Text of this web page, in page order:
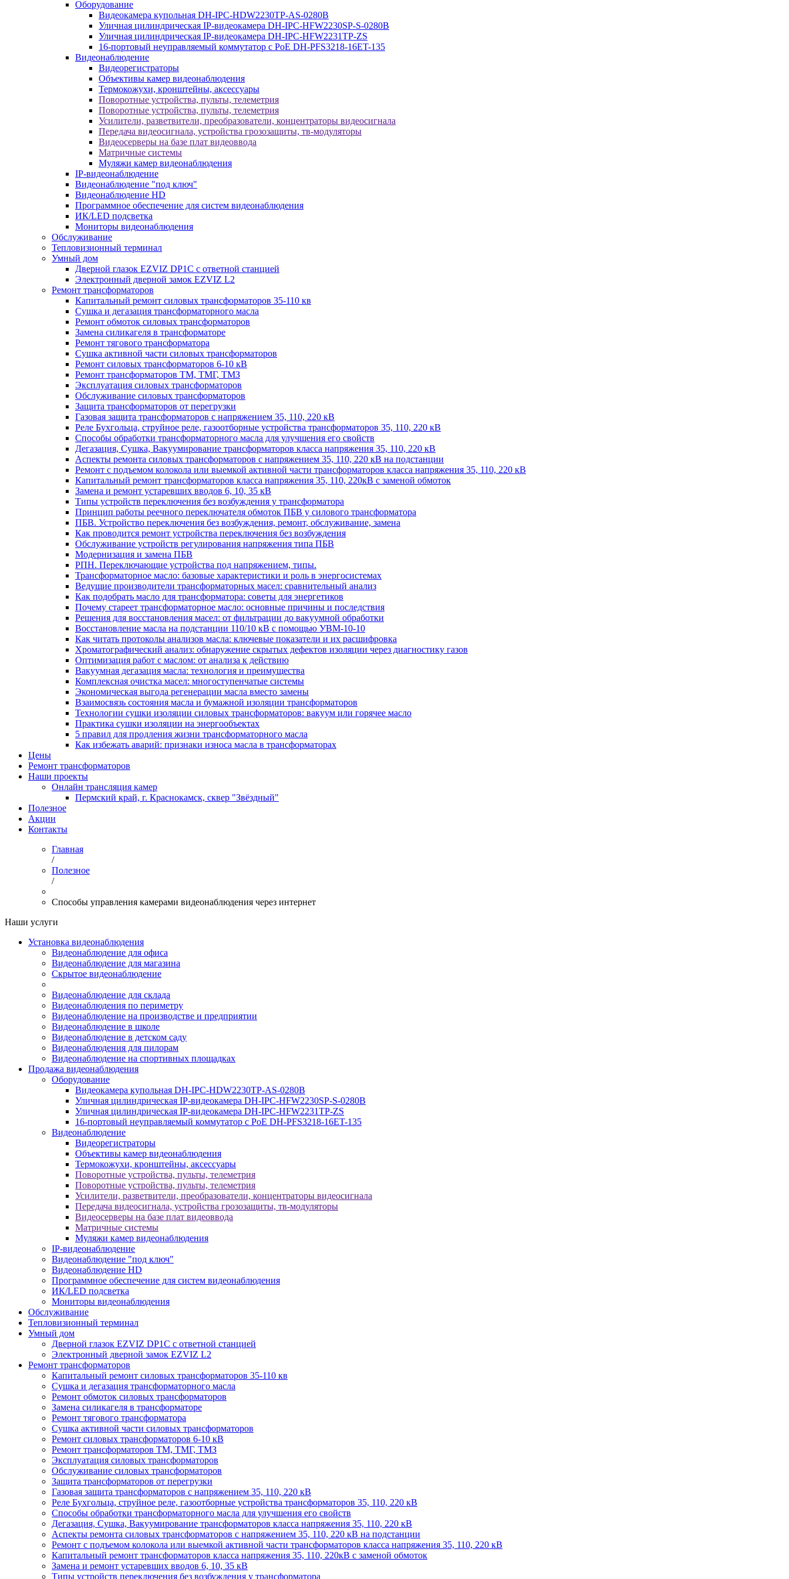
Оборудование
Видеокамера купольная DH-IPC-HDW2230TP-AS-0280B
Уличная цилиндрическая IP-видеокамера DH-IPC-HFW2230SP-S-0280B
Уличная цилиндрическая IP-видеокамера DH-IPC-HFW2231TP-ZS
16-портовый неуправляемый коммутатор с РоЕ DH-PFS3218-16ET-135
Видеонаблюдение
Видеорегистраторы
Объективы камер видеонаблюдения
Термокожухи, кронштейны, аксессуары
Поворотные устройства, пульты, телеметрия
Поворотные устройства, пульты, телеметрия
Усилители, разветвители, преобразователи, концентраторы видеосигнала
Передача видеосигнала, устройства грозозащиты, тв-модуляторы
Видеосерверы на базе плат видеоввода
Матричные системы
Муляжи камер видеонаблюдения
IP-видеонаблюдение
Видеонаблюдение "под ключ"
Видеонаблюдение HD
Программное обеспечение для систем видеонаблюдения
ИК/LED подсветка
Мониторы видеонаблюдения
Обслуживание
Тепловизионный терминал
Умный дом
Дверной глазок EZVIZ DP1C с ответной станцией
Электронный дверной замок EZVIZ L2
Ремонт трансформаторов
Капитальный ремонт силовых трансформаторов 35-110 кв
Сушка и дегазация трансформаторного масла
Ремонт обмоток силовых трансформаторов
Замена силикагеля в трансформаторе
Ремонт тягового трансформатора
Сушка активной части силовых трансформаторов
Ремонт силовых трансформаторов 6-10 кВ
Ремонт трансформаторов ТМ, ТМГ, ТМЗ
Эксплуатация силовых трансформаторов
Обслуживание силовых трансформаторов
Защита трансформаторов от перегрузки
Газовая защита трансформаторов с напряжением 35, 110, 220 кВ
Реле Бухгольца, струйное реле, газоотборные устройства трансформаторов 35, 110, 220 кВ
Способы обработки трансформаторного масла для улучшения его свойств
Дегазация, Сушка, Вакуумирование трансформаторов класса напряжения 35, 110, 220 кВ
Аспекты ремонта силовых трансформаторов с напряжением 35, 110, 220 кВ на подстанции
Ремонт с подъемом колокола или выемкой активной части трансформаторов класса напряжения 35, 110, 220 кВ
Капитальный ремонт трансформаторов класса напряжения 35, 110, 220кВ с заменой обмоток
Замена и ремонт устаревших вводов 6, 10, 35 кВ
Типы устройств переключения без возбуждения у трансформатора
Принцип работы реечного переключателя обмоток ПБВ у силового трансформатора
ПБВ. Устройство переключения без возбуждения, ремонт, обслуживание, замена
Как проводится ремонт устройства переключения без возбуждения
Обслуживание устройств регулирования напряжения типа ПБВ
Модернизация и замена ПБВ
РПН. Переключающие устройства под напряжением, типы.
Трансформаторное масло: базовые характеристики и роль в энергосистемах
Ведущие производители трансформаторных масел: сравнительный анализ
Как подобрать масло для трансформатора: советы для энергетиков
Почему стареет трансформаторное масло: основные причины и последствия
Решения для восстановления масел: от фильтрации до вакуумной обработки
Восстановление масла на подстанции 110/10 кВ с помощью УВМ-10-10
Как читать протоколы анализов масла: ключевые показатели и их расшифровка
Хроматографический анализ: обнаружение скрытых дефектов изоляции через диагностику газов
Оптимизация работ с маслом: от анализа к действию
Вакуумная дегазация масла: технология и преимущества
Комплексная очистка масел: многоступенчатые системы
Экономическая выгода регенерации масла вместо замены
Взаимосвязь состояния масла и бумажной изоляции трансформаторов
Технологии сушки изоляции силовых трансформаторов: вакуум или горячее масло
Практика сушки изоляции на энергообъектах
5 правил для продления жизни трансформаторного масла
Как избежать аварий: признаки износа масла в трансформаторах
Цены
Ремонт трансформаторов
Наши проекты
Онлайн трансляция камер
Пермский край, г. Краснокамск, сквер "Звёздный"
Полезное
Акции
Контакты
Главная
/
Полезное
/
Способы управления камерами видеонаблюдения через интернет
Наши услуги
Установка видеонаблюдения
Видеонаблюдение для офиса
Видеонаблюдение для магазина
Скрытое видеонаблюдение
Видеонаблюдение для склада
Видеонаблюдения по периметру
Видеонаблюдение на производстве и предприятии
Видеонаблюдение в школе
Видеонаблюдение в детском саду
Видеонаблюдения для пилорам
Видеонаблюдение на спортивных площадках
Продажа видеонаблюдения
Оборудование
Видеокамера купольная DH-IPC-HDW2230TP-AS-0280B
Уличная цилиндрическая IP-видеокамера DH-IPC-HFW2230SP-S-0280B
Уличная цилиндрическая IP-видеокамера DH-IPC-HFW2231TP-ZS
16-портовый неуправляемый коммутатор с РоЕ DH-PFS3218-16ET-135
Видеонаблюдение
Видеорегистраторы
Объективы камер видеонаблюдения
Термокожухи, кронштейны, аксессуары
Поворотные устройства, пульты, телеметрия
Поворотные устройства, пульты, телеметрия
Усилители, разветвители, преобразователи, концентраторы видеосигнала
Передача видеосигнала, устройства грозозащиты, тв-модуляторы
Видеосерверы на базе плат видеоввода
Матричные системы
Муляжи камер видеонаблюдения
IP-видеонаблюдение
Видеонаблюдение "под ключ"
Видеонаблюдение HD
Программное обеспечение для систем видеонаблюдения
ИК/LED подсветка
Мониторы видеонаблюдения
Обслуживание
Тепловизионный терминал
Умный дом
Дверной глазок EZVIZ DP1C с ответной станцией
Электронный дверной замок EZVIZ L2
Ремонт трансформаторов
Капитальный ремонт силовых трансформаторов 35-110 кв
Сушка и дегазация трансформаторного масла
Ремонт обмоток силовых трансформаторов
Замена силикагеля в трансформаторе
Ремонт тягового трансформатора
Сушка активной части силовых трансформаторов
Ремонт силовых трансформаторов 6-10 кВ
Ремонт трансформаторов ТМ, ТМГ, ТМЗ
Эксплуатация силовых трансформаторов
Обслуживание силовых трансформаторов
Защита трансформаторов от перегрузки
Газовая защита трансформаторов с напряжением 35, 110, 220 кВ
Реле Бухгольца, струйное реле, газоотборные устройства трансформаторов 35, 110, 220 кВ
Способы обработки трансформаторного масла для улучшения его свойств
Дегазация, Сушка, Вакуумирование трансформаторов класса напряжения 35, 110, 220 кВ
Аспекты ремонта силовых трансформаторов с напряжением 35, 110, 220 кВ на подстанции
Ремонт с подъемом колокола или выемкой активной части трансформаторов класса напряжения 35, 110, 220 кВ
Капитальный ремонт трансформаторов класса напряжения 35, 110, 220кВ с заменой обмоток
Замена и ремонт устаревших вводов 6, 10, 35 кВ
Типы устройств переключения без возбуждения у трансформатора